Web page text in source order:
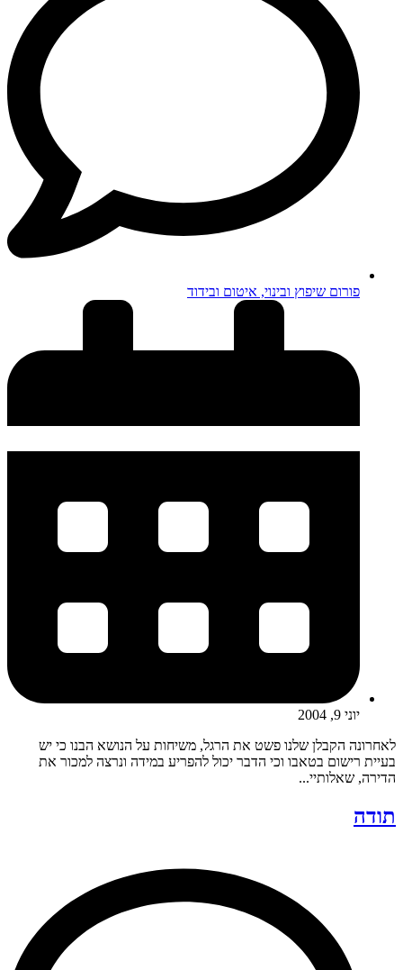
פורום שיפוץ ובינוי, איטום ובידוד
יוני 9, 2004
לאחרונה הקבלן שלנו פשט את הרגל, משיחות על הנושא הבנו כי יש
בעיית רישום בטאבו וכי הדבר יכול להפריע במידה ונרצה למכור את
הדירה, שאלותיי...
תודה